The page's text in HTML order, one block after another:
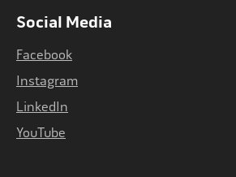
Social Media
Facebook
Instagram
LinkedIn
YouTube